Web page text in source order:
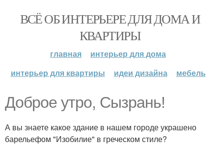
ВСЁ ОБ ИНТЕРЬЕРЕ ДЛЯ ДОМА И
КВАРТИРЫ
главная
интерьер для дома
интерьер для квартиры
идеи дизайна мебель
Доброе утро, Сызрань!
А вы знаете какое здание в нашем городе украшено
барельефом "Изобилие" в греческом стиле?